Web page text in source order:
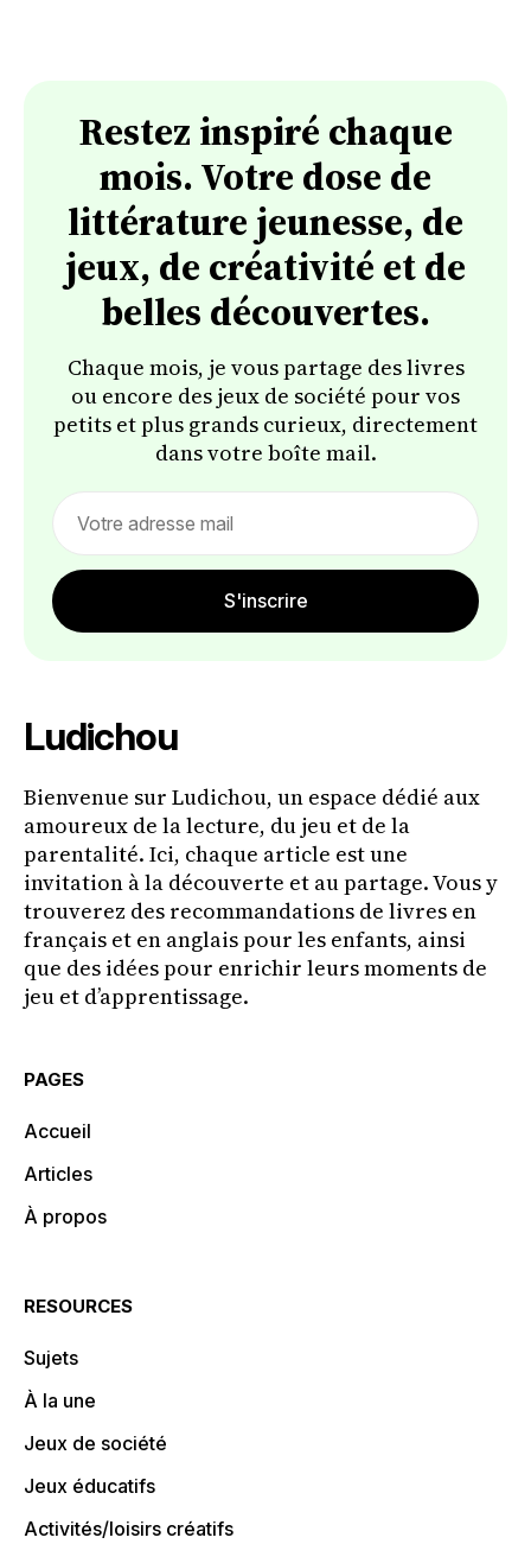
Restez inspiré chaque
mois. Votre dose de
littérature jeunesse, de
jeux, de créativité et de
belles découvertes.
Chaque mois, je vous partage des livres
ou encore des jeux de société pour vos
petits et plus grands curieux, directement
dans votre boîte mail.
S'inscrire
Ludichou
Bienvenue sur Ludichou, un espace dédié aux
amoureux de la lecture, du jeu et de la
parentalité. Ici, chaque article est une
invitation à la découverte et au partage. Vous y
trouverez des recommandations de livres en
français et en anglais pour les enfants, ainsi
que des idées pour enrichir leurs moments de
jeu et d’apprentissage.
PAGES
Accueil
Articles
À propos
RESOURCES
Sujets
À la une
Jeux de société
Jeux éducatifs
Activités/loisirs créatifs